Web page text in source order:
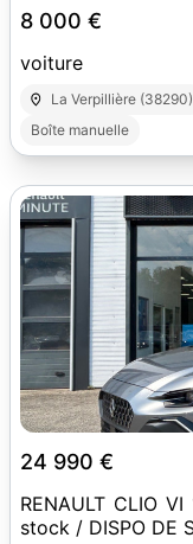
8 000 €
voiture
La Verpillière (38290)
Boîte manuelle
24 990 €
RENAULT CLIO
stock / DISPO DE